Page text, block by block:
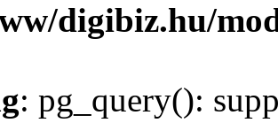
digibiz.hu/
: pg_query():